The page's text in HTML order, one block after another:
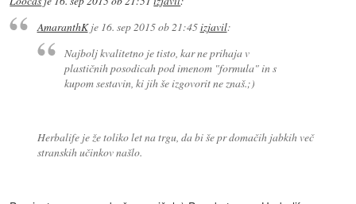
AmaranthKje 16. sep 2015 ob 21:45izjavil:
Najbolj kvalitetno je tisto, kar ne prihaja v
plastičnih posodicah pod imenom "formula" in s
kupom sestavin, ki jih še izgovorit ne znaš.;)
Herbalife je že toliko let na trgu, da bi še pr domačih jabkih več
stranskih učinkov našlo.